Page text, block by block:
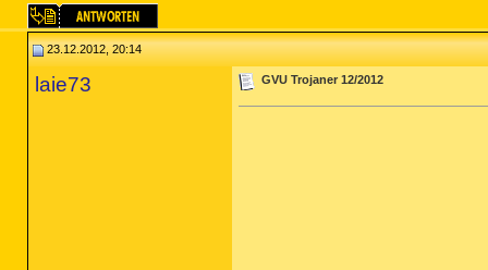
23.12.2012, 20:14
laie73 GVU Trojaner 12/2012